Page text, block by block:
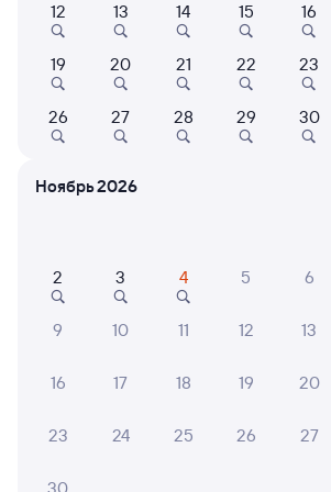
Найдём билет на поезд за вас
Даже если сейчас нет мест
Искать билеты
AZIMUT Отель Пенза
5 ⁠350 ⁠₽
Cosmos
12 13 14 15 16
19 20 21 22 23
26 27 28 29 30
Ноябрь 2026
2 3 4 5 6
9 10 11 12 13
16 17 18 19 20
23 24 25 26 27